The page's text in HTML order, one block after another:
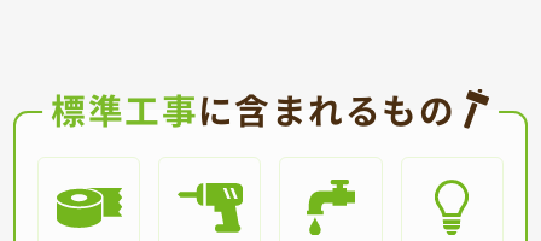
標準工事に含まれるもの